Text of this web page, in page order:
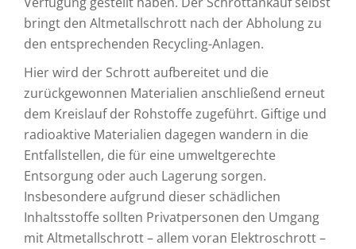
bringt den Altmetallschrott nach der Abholung zu
den entsprechenden Recycling-Anlagen.
Hier wird der Schrott aufbereitet und die
zurückgewonnen Materialien anschließend erneut
dem Kreislauf der Rohstoffe zugeführt. Giftige und
radioaktive Materialien dagegen wandern in die
Entfallstellen, die für eine umweltgerechte
Entsorgung oder auch Lagerung sorgen.
Insbesondere aufgrund dieser schädlichen
Inhaltsstoffe sollten Privatpersonen den Umgang
mit Altmetallschrott – allem voran Elektroschrott –